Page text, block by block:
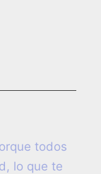
todos
lo que te